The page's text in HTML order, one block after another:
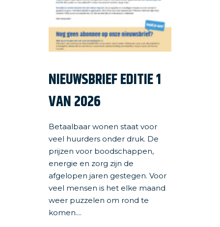
NIEUWSBRIEF EDITIE 1
VAN 2026
Betaalbaar wonen staat voor
veel huurders onder druk. De
prijzen voor boodschappen,
energie en zorg zijn de
afgelopen jaren gestegen. Voor
veel mensen is het elke maand
weer puzzelen om rond te
komen....